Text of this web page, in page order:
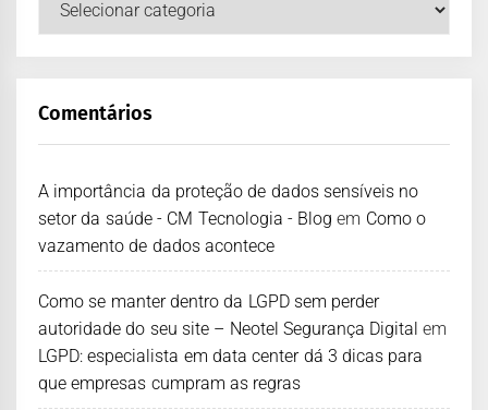
Comentários
A importância da proteção de dados sensíveis no
setor da saúde - CM Tecnologia - Blog em Como o
vazamento de dados acontece
Como se manter dentro da LGPD sem perder
autoridade do seu site – Neotel Segurança Digital em
LGPD: especialista em data center dá 3 dicas para
que empresas cumpram as regras